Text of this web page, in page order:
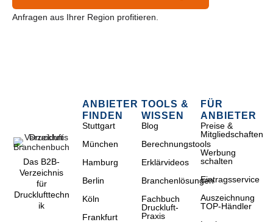
Anfragen aus Ihrer Region profitieren.
Das B2B-
Verzeichnis
für
Drucklufttechn
ik
ANBIETER
FINDEN
Stuttgart
München
Hamburg
Berlin
Köln
Frankfurt
TOOLS &
WISSEN
Blog
Berechnungstools
Erklärvideos
Branchenlösungen
Fachbuch
Druckluft-
Praxis
FÜR
ANBIETER
Preise &
Mitgliedschaften
Werbung
schalten
Eintragsservice
Auszeichnung
TOP-Händler